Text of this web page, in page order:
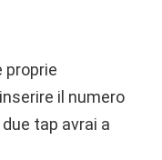
proprie
il numero
tap avrai a